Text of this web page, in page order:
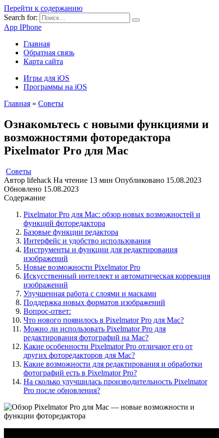
Перейти к содержанию
Search for:
App IPhone
Главная
Обратная связь
Карта сайта
Игры для iOS
Программы на iOS
Главная » Советы
Ознакомьтесь с новыми функциями и
возможностями фоторедактора
Pixelmator Pro для Mac
Советы
Автор lifehack На чтение 13 мин Опубликовано 15.08.2023
Обновлено 15.08.2023
Содержание
Pixelmator Pro для Mac: обзор новых возможностей и
функций фоторедактора
Базовые функции редактора
Интерфейс и удобство использования
Инструменты и функции для редактирования
изображений
Новые возможности Pixelmator Pro
Искусственный интеллект и автоматическая коррекция
изображений
Улучшенная работа с слоями и масками
Поддержка новых форматов изображений
Вопрос-ответ:
Что нового появилось в Pixelmator Pro для Mac?
Можно ли использовать Pixelmator Pro для
редактирования фотографий на Mac?
Какие особенности Pixelmator Pro отличают его от
других фоторедакторов для Mac?
Какие возможности для редактирования и обработки
фотографий есть в Pixelmator Pro?
На сколько улучшилась производительность Pixelmator
Pro после обновления?